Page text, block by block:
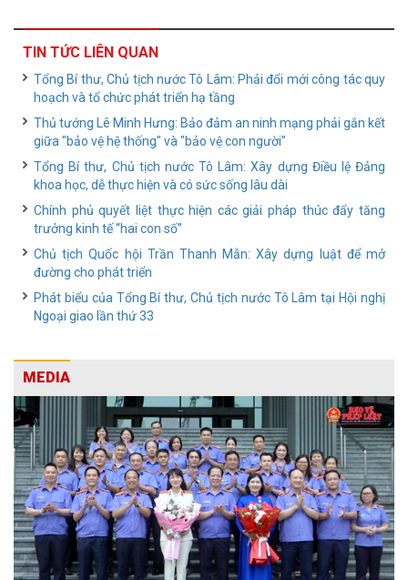
TIN TỨC LIÊN QUAN
Tổng Bí thư, Chủ tịch nước Tô Lâm: Phải đổi mới công tác quy
hoạch và tổ chức phát triển hạ tầng
Thủ tướng Lê Minh Hưng: Bảo đảm an ninh mạng phải gắn kết
giữa "bảo vệ hệ thống" và "bảo vệ con người"
Tổng Bí thư, Chủ tịch nước Tô Lâm: Xây dựng Điều lệ Đảng
khoa học, dễ thực hiện và có sức sống lâu dài
Chính phủ quyết liệt thực hiện các giải pháp thúc đẩy tăng
trưởng kinh tế “hai con số”
Chủ tịch Quốc hội Trần Thanh Mẫn: Xây dựng luật để mở
đường cho phát triển
Phát biểu của Tổng Bí thư, Chủ tịch nước Tô Lâm tại Hội nghị
Ngoại giao lần thứ 33
MEDIA